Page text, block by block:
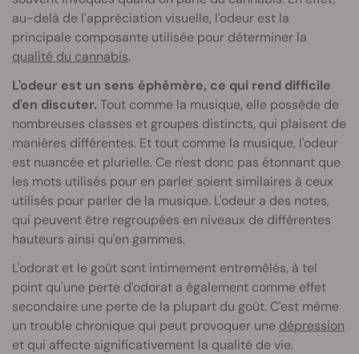
au-delà de l'appréciation visuelle, l'odeur est la
principale composante utilisée pour déterminer la
qualité du cannabis.
L'odeur est un sens éphémère, ce qui rend difficile
d'en discuter. Tout comme la musique, elle possède de
nombreuses classes et groupes distincts, qui plaisent de
manières différentes. Et tout comme la musique, l'odeur
est nuancée et plurielle. Ce n'est donc pas étonnant que
les mots utilisés pour en parler soient similaires à ceux
utilisés pour parler de la musique. L'odeur a des notes,
qui peuvent être regroupées en niveaux de différentes
hauteurs ainsi qu'en gammes.
L'odorat et le goût sont intimement entremêlés, à tel
point qu'une perte d'odorat a également comme effet
secondaire une perte de la plupart du goût. C'est même
un trouble chronique qui peut provoquer une dépression
et qui affecte significativement la qualité de vie.